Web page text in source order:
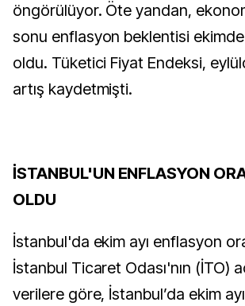
öngörülüyor. Öte yandan,
sonu enflasyon beklentisi
oldu. Tüketici Fiyat Endeksi,
artış kaydetmişti.
İSTANBUL'UN ENFLASYON
OLDU
İstanbul'da ekim ayı enflasyon
İstanbul Ticaret Odası'nın (İTO)
verilere göre, İstanbul’da ekim